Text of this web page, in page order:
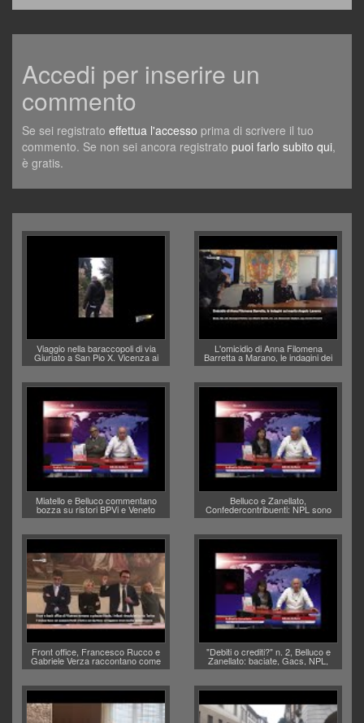
Accedi per inserire un
commento
Se sei registrato effettua l'accesso prima di scrivere il tuo
commento. Se non sei ancora registrato puoi farlo subito qui,
è gratis.
Viaggio nella baraccopoli di via
Giuriato a San Pio X. Vicenza ai
Vicentini: “faremo un regalo di
L'omicidio di Anna Filomena
Barretta a Marano, le indagini dei
carabinieri di Vicenza sul marito
quelle di... Barbara D'Urso
Miatello e Belluco commentano
bozza su ristori BPVi e Veneto
Banca
Belluco e Zanellato,
Confedercontribuenti: NPL sono
debiti o crediti?
Front office, Francesco Rucco e
Gabriele Verza raccontano come
anagrafe e stato civile entro l'anno
"Debiti o crediti?" n. 2, Belluco e
Zanellato: baciate, Gacs, NPL,
usura